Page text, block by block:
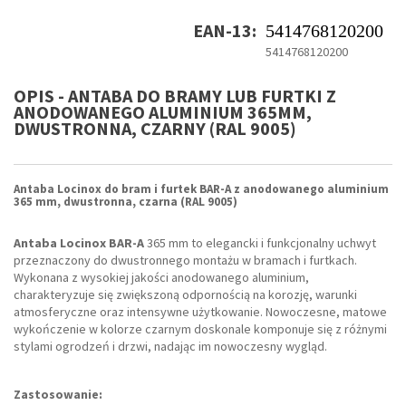
EAN-13: 5414768120200
5414768120200
OPIS - ANTABA DO BRAMY LUB FURTKI Z
ANODOWANEGO ALUMINIUM 365MM,
DWUSTRONNA, CZARNY (RAL 9005)
Antaba Locinox do bram i furtek BAR-Az anodowanego aluminium
365 mm, dwustronna, czarna (RAL 9005)
Antaba Locinox BAR-A365 mm to elegancki i funkcjonalny uchwyt
przeznaczony do dwustronnego montażu w bramach i furtkach.
Wykonana z wysokiej jakości anodowanego aluminium,
charakteryzuje się zwiększoną odpornością na korozję, warunki
atmosferyczne oraz intensywne użytkowanie. Nowoczesne, matowe
wykończenie w kolorze czarnym doskonale komponuje się z różnymi
stylami ogrodzeń i drzwi, nadając im nowoczesny wygląd.
Zastosowanie: